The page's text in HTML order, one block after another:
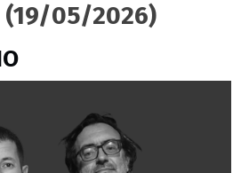
05/2026)